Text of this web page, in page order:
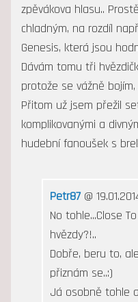
zpěvákova hlasu..
chladným, na rozdíl
Genesis, která jsou
Dávám tomu tři
protože se vážně
Přitom už jsem přežil
komplikovanými a
hudební fanoušek s
Petr87@
No tohle...Close
hvězdy?!..
Dobře, beru to,
přiznám se..:)
Já osobně tohle